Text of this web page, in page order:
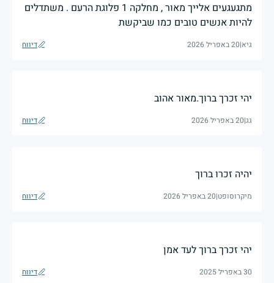
מתגעגעים אלייך מאור , מחלקה 1 פלוגת הרעם . משתדלים
להיות אנשים טובים כמו שביקשת
גיא|20 באפריל 2026 דיווח
יהי זכרך ברוך.מאור אהוב
גג|20 באפריל 2026 דיווח
יהיה זכרו ברוך
מיקרוסופט|20 באפריל 2026 דיווח
יהי זכרך ברוך לעד אמן
30 באפריל 2025 דיווח